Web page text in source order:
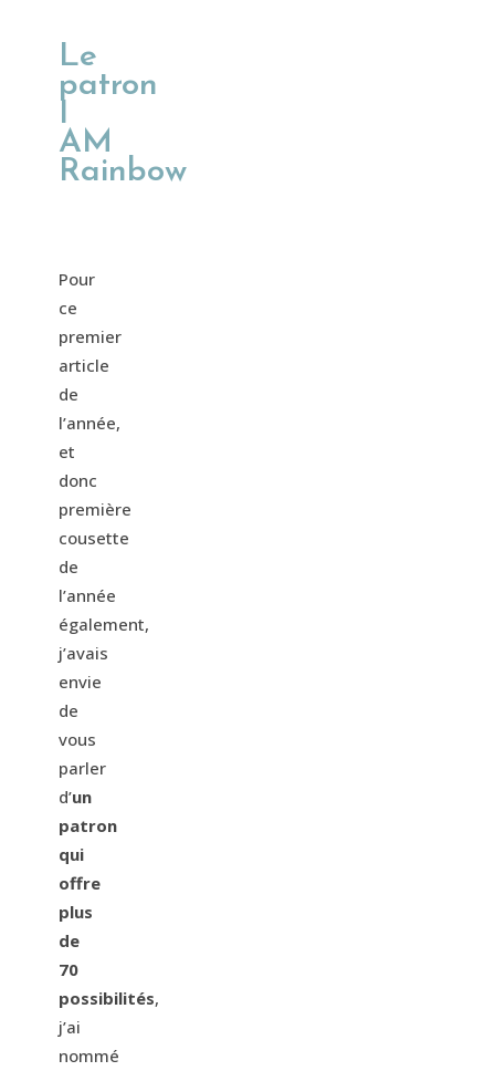
Le
patron
I
AM
Rainbow
Pour
ce
premier
article
de
l’année,
et
donc
première
cousette
de
l’année
également,
j’avais
envie
de
vous
parler
d’un
patron
qui
offre
plus
de
70
possibilités,
j’ai
nommé